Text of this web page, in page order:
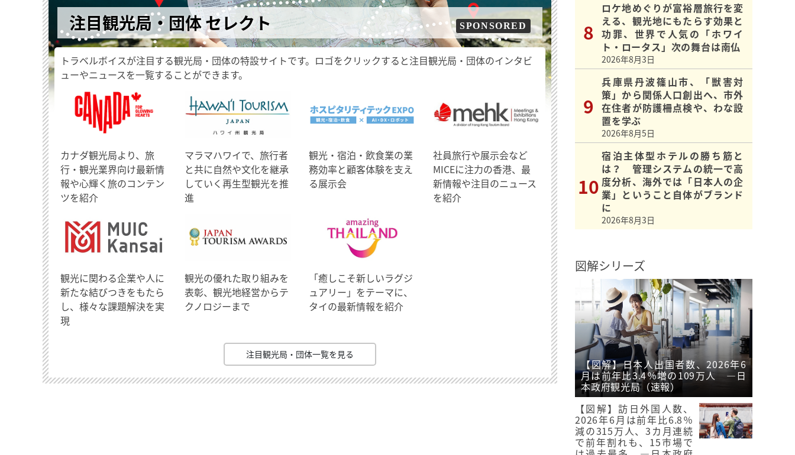
注目観光局・団体 セレクト SPONSORED
トラベルボイスが注目する観光局・団体の特設サイトです。ロゴをクリックすると注目観光局・団体のインタビ
ューやニュースを一覧することができます。
​カナダ観光局より、旅
行・観光業界向け最新情
報や心輝く旅のコンテン
ツを紹介
マラマハワイで、旅行者
と共に自然や文化を継承
していく再生型観光を推
進
観光・宿泊・飲食業の業
務効率と顧客体験を支え
る展示会
社員旅行や展示会など
MICEに注力の香港、最
新情報や注目のニュース
を紹介
観光に関わる企業や人に
新たな結びつきをもたら
し、様々な課題解決を実
現
観光の優れた取り組みを
表彰、観光地経営からテ
クノロジーまで
「癒しこそ新しいラグジ
ュアリー」をテーマに、
タイの最新情報を紹介
注目観光局・団体一覧を見る
ロケ地めぐりが富裕層旅行を変
える、観光地にもたらす効果と
功罪、世界で人気の「ホワイ
ト・ロータス」次の舞台は南仏
2026年8月3日
兵庫県丹波篠山市、「獣害対
策」から関係人口創出へ、市外
在住者が防護柵点検や、わな設
置を学ぶ
2026年8月5日
宿泊主体型ホテルの勝ち筋と
は？ 管理システムの統一で高
度分析、海外では「日本人の企
業」ということ自体がブランド
に
2026年8月3日
図解シリーズ
【図解】日本人出国者数、2026年6
月は前年比3.4％増の109万人 ―日
本政府観光局（速報）
【図解】訪日外国人数、
2026年6月は前年比6.8％
減の315万人、3カ月連続
で前年割れも、15市場で